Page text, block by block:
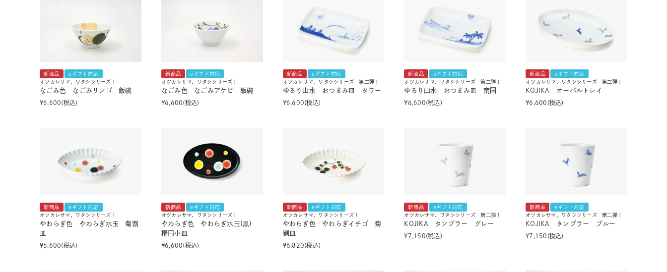
新商品
eギフト対応
オツカレサマ、ワタシシリーズ！
なごみ色 なごみリンゴ 飯碗
¥6,600 税込
新商品
eギフト対応
オツカレサマ、ワタシシリーズ！
なごみ色 なごみアケビ 飯碗
¥6,600 税込
新商品
eギフト対応
オツカレサマ、ワタシシリーズ 第二弾！
ゆるり山水 おつまみ皿 タワー
¥6,600 税込
新商品
eギフト対応
オツカレサマ、ワタシシリーズ 第二弾！
ゆるり山水 おつまみ皿 南国
¥6,600 税込
新商品
eギフト対応
オツカレサマ、ワタシシリーズ 第二弾！
KOJIKA オーバルトレイ
¥6,600 税込
新商品
eギフト対応
オツカレサマ、ワタシシリーズ！
やわらぎ色 やわらぎ水玉 菊割
皿
¥6,600 税込
新商品
eギフト対応
オツカレサマ、ワタシシリーズ！
やわらぎ色 やわらぎ水玉(黒)
楕円小皿
¥6,600 税込
新商品
eギフト対応
オツカレサマ、ワタシシリーズ！
やわらぎ色 やわらぎイチゴ 菊
割皿
¥6,820 税込
新商品
eギフト対応
オツカレサマ、ワタシシリーズ 第二弾！
KOJIKA タンブラー グレー
¥ 7,150 税込
新商品
eギフト対応
オツカレサマ、ワタシシリーズ 第二弾！
KOJIKA タンブラー ブルー
¥7,150 税込